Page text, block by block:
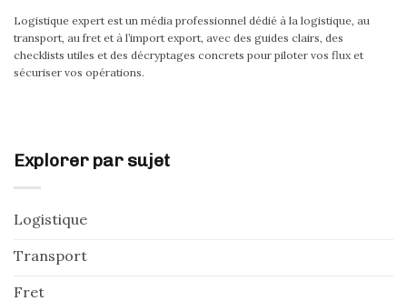
Logistique expert est un média professionnel dédié à la logistique, au
transport, au fret et à l’import export, avec des guides clairs, des
checklists utiles et des décryptages concrets pour piloter vos flux et
sécuriser vos opérations.
Explorer par sujet
Logistique
Transport
Fret